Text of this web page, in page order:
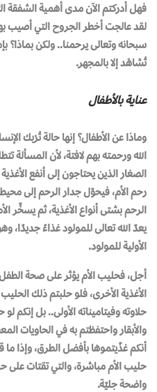
فهل أدركتم الآن مدى أهمية الشفقة
لقد عالجت أخطر الجروح التي أصيب
سبحانه وتعالى يرحمنا.. ولكن بماذا؟
تُشاهَد إلا بالمجهر.
عناية بالأطفال
وماذا عن الأطفال؟ إنها حالة تُرْبك
الله ورحمته بهم لافتة، لأن المسألة
الصغار الذين يحتاجون إلى أنفع
رحم الأم، فيحوّل جدار الرحم إلى
الرحم بشتى أنواع الأغذية، ثم يسخِّر
يعدّ الله تعالى للمولود غذاءً جديدًا،
الأولية للمولود.
أجل، فحليب الأم يؤثر على صحة الطفل
الأغذية الأخرى، فلو حلبتم ذلك
حلاوته وفيتاميناته الأولى.. بل إنكم
والأبقار واحتفظتم به في الحاويات
أنكم غذّيتموها بأفضل الطرق، وإذا ما
حليب الأم مباشرة، والتي تقتات على
واضحة جليّة.